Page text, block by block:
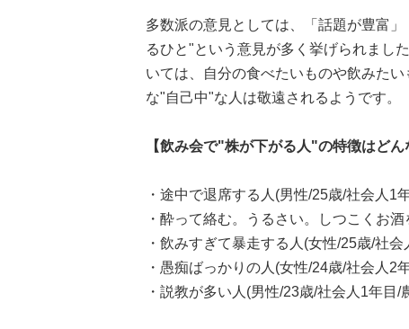
多数派の意見としては、「話題が豊富
るひと"という意見が多く挙げられまし
いては、自分の食べたいものや飲みた
な"自己中"な人は敬遠されるようです。
【飲み会で"株が下がる人"の特徴はどん
・途中で退席する人(男性/25歳/社会人1
・酔って絡む。うるさい。しつこくお
・飲みすぎて暴走する人(女性/25歳/社
・愚痴ばっかりの人(女性/24歳/社会人2
・説教が多い人(男性/23歳/社会人1年目/